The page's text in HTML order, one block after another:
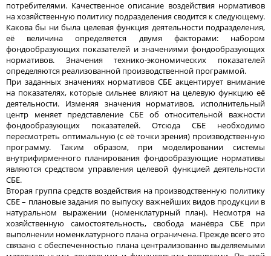
потребителями. Качественное описание воздействия нормативов
на хозяйственную политику подразделения сводится к следующему.
Какова бы ни была целевая функция деятельности подразделения,
её величина определяется двумя факторами: набором
фондообразующих показателей и значениями фондообразующих
нормативов. Значения технико-экономических показателей
определяются реализованной производственной программой.
При заданных значениях нормативов СБЕ акцентирует внимание
на показателях, которые сильнее влияют на целевую функцию её
деятельности. Изменяя значения нормативов, исполнительный
центр меняет представление СБЕ об относительной важности
фондообразующих показателей. Отсюда СБЕ необходимо
пересмотреть оптимальную (с её точки зрения) производственную
программу. Таким образом, при моделировании системы
внутрифирменного планирования фондообразующие нормативы
являются средством управления целевой функцией деятельности
СБЕ.
Вторая группа средств воздействия на производственную политику
СБЕ – плановые задания по выпуску важнейших видов продукции в
натуральном выражении (номенклатурный план). Несмотря на
хозяйственную самостоятельность, свобода манёвра СБЕ при
выполнении номенклатурного плана ограничена. Прежде всего это
связано с обеспеченностью плана централизованно выделяемыми